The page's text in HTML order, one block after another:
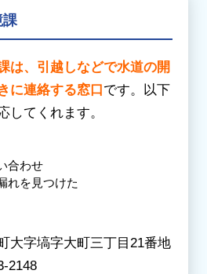
里町
城郡松島町
郡亘理町
葉町 / 西会津町 / 西郷村 /
町 / 檜枝岐村 / 平田村 / 広
町
/ 南相馬市 /三春町 /本宮市
課
は、引越しなどで水道の開
に連絡する窓口です。以下
してくれます。
合わせ
れを見つけた
大字塙字大町三丁目21番地
2148